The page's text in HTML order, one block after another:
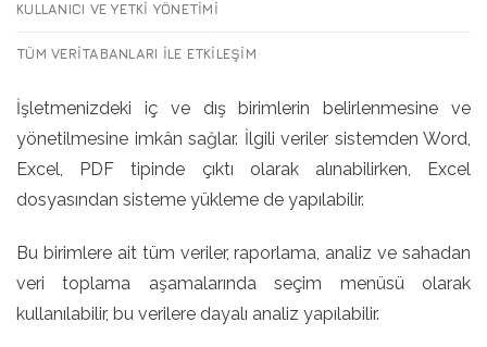
KULLANICI VE YETKI YÖNETIMI
TÜM VERITABANLARI İLE ETKILEŞIM
İşletmenizdeki iç ve dış birimlerin belirlenmesine ve
yönetilmesine imkân sağlar. İlgili veriler sistemden Word,
Excel, PDF tipinde çıktı olarak alınabilirken, Excel
dosyasından sisteme yükleme de yapılabilir.
Bu birimlere ait tüm veriler, raporlama, analiz ve sahadan
veri toplama aşamalarında seçim menüsü olarak
kullanılabilir, bu verilere dayalı analiz yapılabilir.